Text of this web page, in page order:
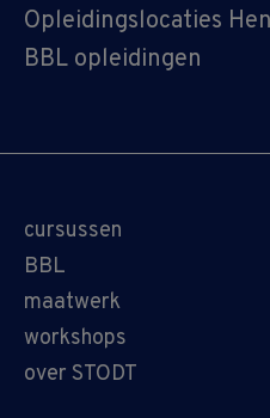
Opleidingslocaties
BBL opleidingen
cursussen
BBL
maatwerk
workshops
over STODT